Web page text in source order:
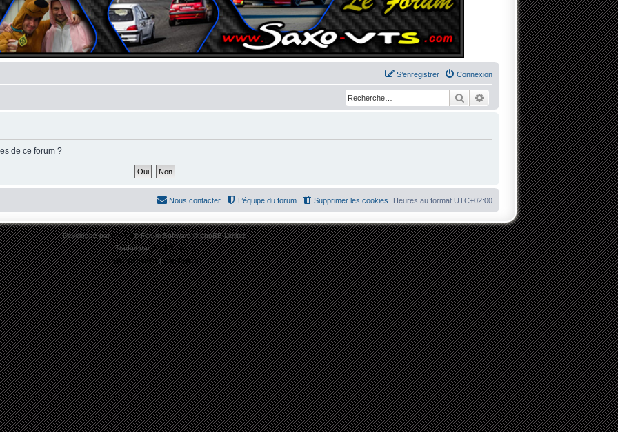
Connexion
S’enregistrer
RechercherRecherche avancée
de ce forum ?
Heures au format UTC+02:00
Supprimer les cookies
L’équipe du forum
Nous contacter
Développé parphpBB® Forum Software © phpBB Limited
Traduit parphpBB-fr.com
Confidentialité|Conditions